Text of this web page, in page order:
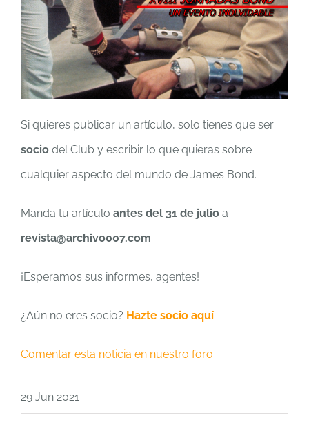
Si quieres publicar un artículo, solo tienes que ser
socio del Club y escribir lo que quieras sobre
cualquier aspecto del mundo de James Bond.
Manda tu artículo antes del 31 de julio a
revista@archivo007.com
¡Esperamos sus informes, agentes!
¿Aún no eres socio? Hazte socio aquí
Comentar esta noticia en nuestro foro
29 Jun 2021